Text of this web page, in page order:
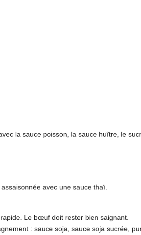
la sauce poisson, la sauce huître, le
avec une sauce thaï.
Le bœuf doit rester bien saignant.
: sauce soja, sauce soja sucrée,